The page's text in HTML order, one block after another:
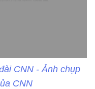
CNN - Ảnh chụp
CNN